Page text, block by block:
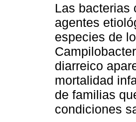
Las bacterias
agentes
especies de
diarreico
mortalidad
de familias
condiciones